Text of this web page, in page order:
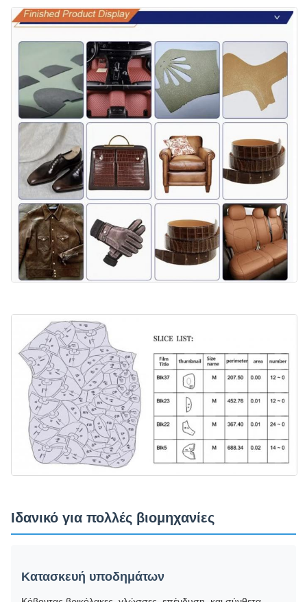
Ιδανικό για πολλές βιομηχανίες
Κατασκευή υποδημάτων